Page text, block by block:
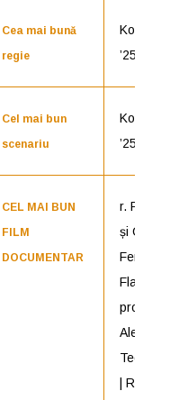
Cea mai bună
regie
’25
Cel mai bun
scenariu
’25
CEL MAI BUN
FILM
DOCUMENTAR
r. Radu
și
Ferencz-
Flatz,
Alexandru
| România